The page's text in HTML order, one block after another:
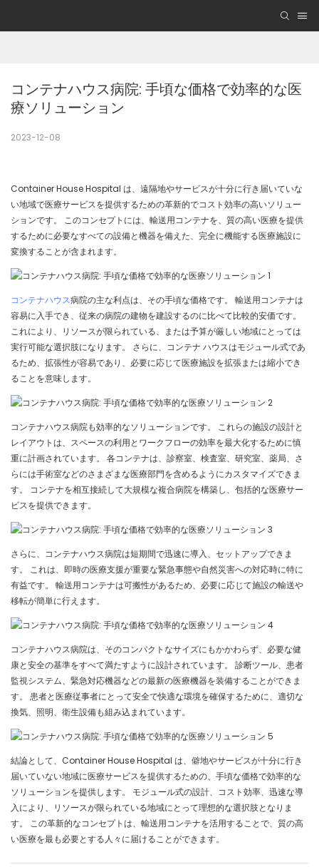
コンテナハウス病院: 手頃な価格で効率的な医
療ソリューション
2023-12-08
Container House Hospital は、遠隔地やサービスが十分に行き届いていな
い地域で医療サービスを提供するための革新的でコスト効率の高いソリュー
ションです。 このコンセプトには、輸送用コンテナを、質の高い医療を提供
するために必要なすべての設備と機器を備えた、完全に機能する医療施設に
変換することが含まれます。
コンテナハウス病院の主な利点は、その手頃な価格です。 輸送用コンテナは
容易に入手でき、従来の病院の建物を建設するのに比べて比較的安価です。
これにより、リソースが限られている、または予算が厳しい地域にとっては
実行可能な選択肢になります。 さらに、コンテナ ハウスはモジュール式であ
るため、拡張性が容易であり、必要に応じて医療施設を拡張または縮小でき
ることを意味します。
コンテナハウス病院も効率的なソリューションです。 これらの施設の設計と
レイアウトは、スペースの利用とワークフローの効率を最大化するために慎
重に計画されています。 各コンテナは、診察室、検査室、研究室、薬局、さ
らには手術室などのさまざまな医療部門を含めるようにカスタマイズできま
す。 コンテナを相互接続して大規模な複合病院を構築し、包括的な医療サー
ビスを提供できます。
さらに、コンテナハウス病院は短期間で迅速に導入、セットアップできま
す。 これは、即時の医療支援が重要な緊急事態や自然災害への対応時に特に
有益です。 輸送用コンテナは可搬性があるため、必要に応じて施設の輸送や
移転が簡単に行えます。
コンテナハウス病院は、そのコンパクトなサイズにもかかわらず、必要な健
康と安全の基準をすべて満たすように設計されています。 診断ツール、患者
監視システム、緊急対応機器などの最新の医療機器を装備することができま
す。 患者と医療従事者にとって安全で快適な環境を確保するために、適切な
換気、照明、衛生設備も組み込まれています。
結論として、Container House Hospital は、僻地やサービスが十分に行き
届いていない地域に医療サービスを提供するための、手頃な価格で効率的な
ソリューションを提供します。 モジュール式の設計、コスト効率、迅速な導
入により、リソースが限られている地域にとって理想的な選択肢となりま
す。 この革新的なコンセプトは、輸送用コンテナを活用することで、質の高
い医療を最も必要とする人々に届けることができます。